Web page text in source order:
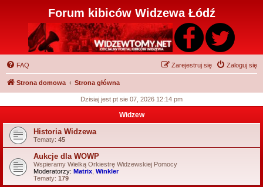
Forum kibiców Widzewa Łódź
FAQ Zaloguj się
Zarejestruj się
Strona domowa Strona główna
Dzisiaj jest pt sie 07, 2026 12:14 pm
Widzew
Historia Widzewa
Tematy: 45
Aukcje dla WOWP
Wspieramy Wielką Orkiestrę Widzewskiej Pomocy
Moderatorzy: Matrix Winkler
Tematy: 179